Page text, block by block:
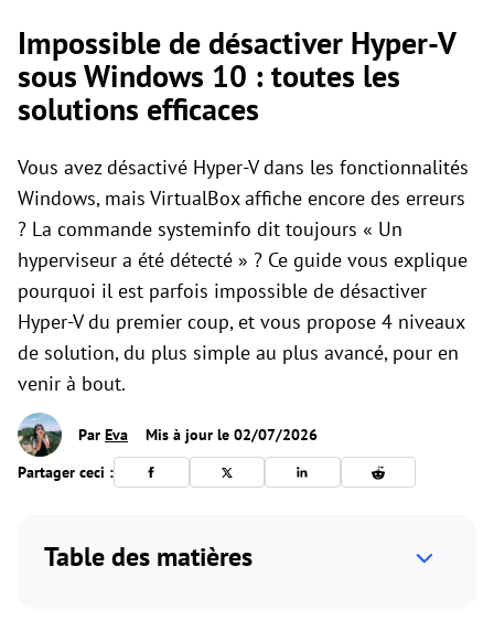
Impossible de désactiver Hyper-V
sous Windows 10 : toutes les
solutions efficaces
Vous avez désactivé Hyper-V dans les fonctionnalités
Windows, mais VirtualBox affiche encore des erreurs
? La commande systeminfo dit toujours « Un
hyperviseur a été détecté » ? Ce guide vous explique
pourquoi il est parfois impossible de désactiver
Hyper-V du premier coup, et vous propose 4 niveaux
de solution, du plus simple au plus avancé, pour en
venir à bout.
Par Eva
Mis à jour le 02/07/2026
Partager ceci :
Table des matières